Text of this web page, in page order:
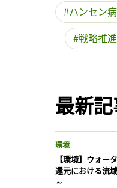
ハンセン病
戦略推
最新
環境
【環境】ウォー
還元における流
～